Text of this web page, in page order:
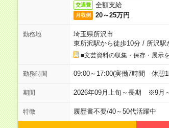
交通費 全額支給
月収例 20～25万円
勤務地
埼玉県所沢市
東所沢駅から徒歩10分/ 所沢駅
■文芸資料の収集・保存・展示
勤務時間 09:00～17:00(実働7時間 休憩
期間 2026年09月上旬～長期 ※9月
特徴 履歴書不要/40～50代活躍中